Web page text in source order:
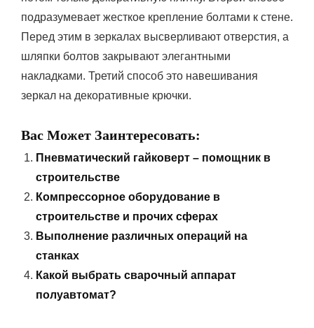
подразумевает жесткое крепление болтами к стене.
Перед этим в зеркалах высверливают отверстия, а
шляпки болтов закрывают элегантными
накладками. Третий способ это навешивания
зеркал на декоративные крючки.
Вас Может Заинтересовать:
Пневматический гайковерт – помощник в
строительстве
Компрессорное оборудование в
строительстве и прочих сферах
Выполнение различных операций на
станках
Какой выбрать сварочный аппарат
полуавтомат?